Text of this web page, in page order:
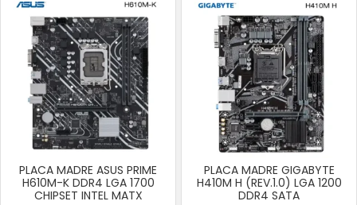
PLACA MADRE ASUS PRIME
H610M-K DDR4 LGA 1700
CHIPSET INTEL MATX
PLACA MADRE GIGABYTE
H410M H (REV.1.0) LGA 1200
DDR4 SATA